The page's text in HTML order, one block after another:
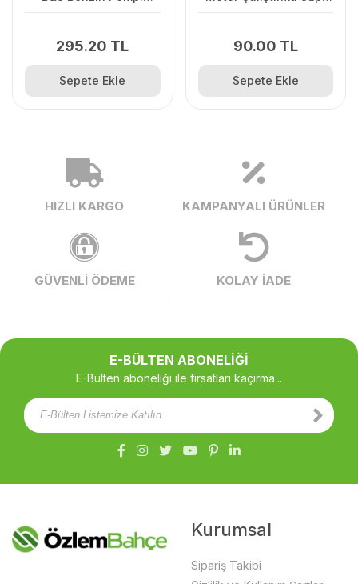
295.20 TL
Sepete Ekle
90.00 TL
Sepete Ekle
HIZLI KARGO KAMPANYALI ÜRÜNLER
GÜVENLİ ÖDEME KOLAY İADE
E-BÜLTEN ABONELİĞİ
E-Bülten aboneliği ile fırsatları kaçırma...
Kurumsal
Sipariş Takibi